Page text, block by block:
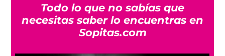
Todo lo que no sabías que
necesitas saber lo encuentras en
Sopitas.com